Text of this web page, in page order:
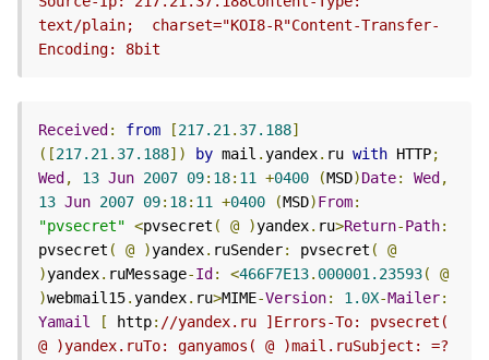
text/plain;  charset="KOI8-R"Content-Transfer-
Encoding: 8bit
Received : from [217.21. 37.188]
([217.21. 37.188]) by mail .yandex. ru with HTTP;
Wed , 13 Jun 2007 09: 18: 11 +0400 (MSD)Date: Wed ,
13 Jun 2007 09: 18: 11 +0400 (MSD)From:
"pvsecret" <pvsecret ( @ )yandex. ru>Return-Path:
pvsecret ( @ )yandex. ruSender: pvsecret (
@
)yandex. ruMessage-Id : <466F7E13. 000001.23593(
@
)webmail15.yandex. ru>MIME-Version: 1.0X-Mailer:
Yamail
[ http: //yandex.ru ]Errors-To: pvsecret(
@ )yandex.ruTo: ganyamos( @ )mail.ruSubject: =?